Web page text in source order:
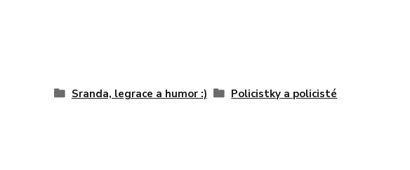
Sranda, legrace a humor :) Policistky a policisté